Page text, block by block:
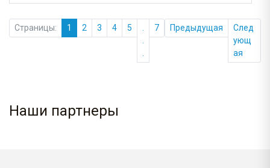
Страницы: 1 2 3 4 5 7 Предыдущая
След
ующ
ая
Наши партнеры